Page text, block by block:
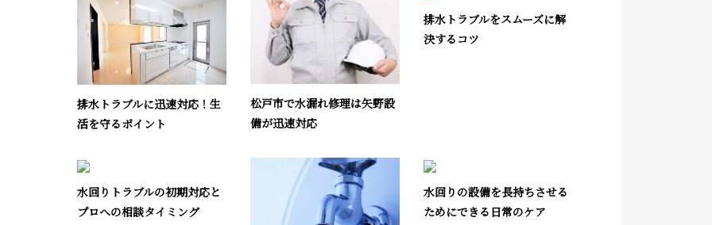
排水トラブルに迅速対応！生
活を守るポイント
松戸市で水漏れ修理は矢野設
備が迅速対応
排水トラブルをスムーズに解
決するコツ
水回りトラブルの初期対応と
プロへの相談タイミング
水回りの設備を長持ちさせる
ためにできる日常のケア